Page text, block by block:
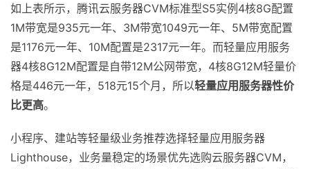
如上表所示，腾讯云服务器CVM标准型S5实例4核8G配置
1M带宽是935元一年、3M带宽1049元一年、5M带宽配置
是1176元一年、10M配置是2317元一年。而轻量应用服务
器4核8G12M配置是自带12M公网带宽，4核8G12M轻量价
格是446元一年，518元15个月，所以轻量应用服务器性价
比更高。
小程序、建站等轻量级业务推荐选择轻量应用服务器
Lighthouse，业务量稳定的场景优先选购云服务器CVM，